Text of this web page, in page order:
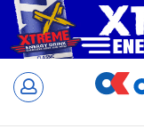
Skip